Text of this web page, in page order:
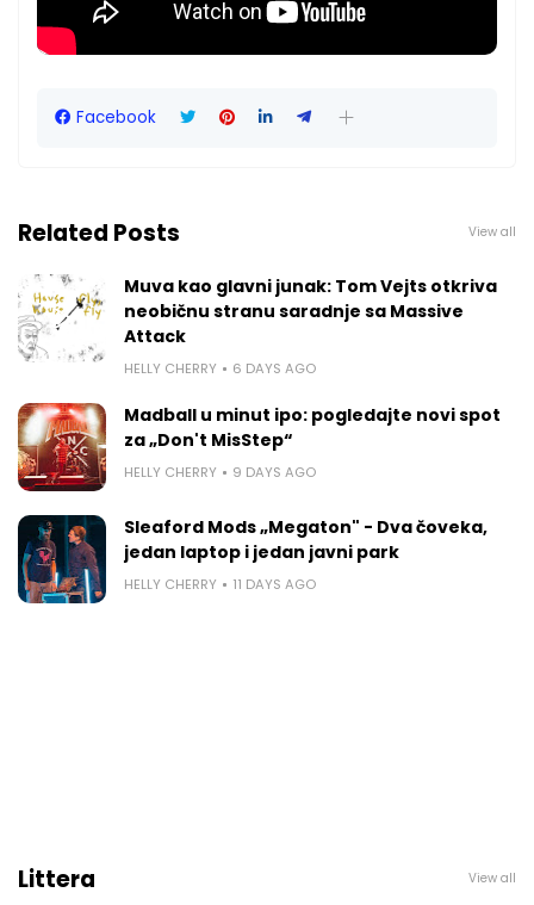
Facebook
Related Posts View all
Muva kao glavni junak: Tom Vejts otkriva
neobičnu stranu saradnje sa Massive
Attack
HELLY CHERRY 6 DAYS AGO
Madball u minut ipo: pogledajte novi spot
za „Don't MisStep“
HELLY CHERRY 9 DAYS AGO
Sleaford Mods „Megaton" - Dva čoveka,
jedan laptop i jedan javni park
HELLY CHERRY 11 DAYS AGO
Littera View all